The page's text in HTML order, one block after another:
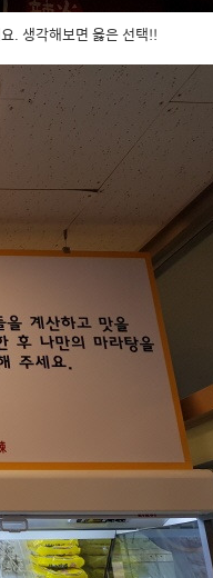
. 생각해보면 옳은 선택!!